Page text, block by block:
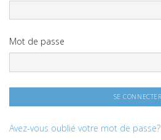
Mot de passe
Avez-vous oublié votre mot de passe?